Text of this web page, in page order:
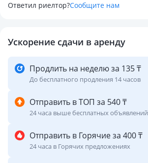
Ответил риелтор?Сообщите нам
Ускорение сдачи в аренду
Продлить на неделю за 135 ₸
До бесплатного продления 14 часов
Отправить в ТОП за 540 ₸
24 часа выше бесплатных объявлений
Отправить в Горячие за 400 ₸
24 часа в Горячих предложениях